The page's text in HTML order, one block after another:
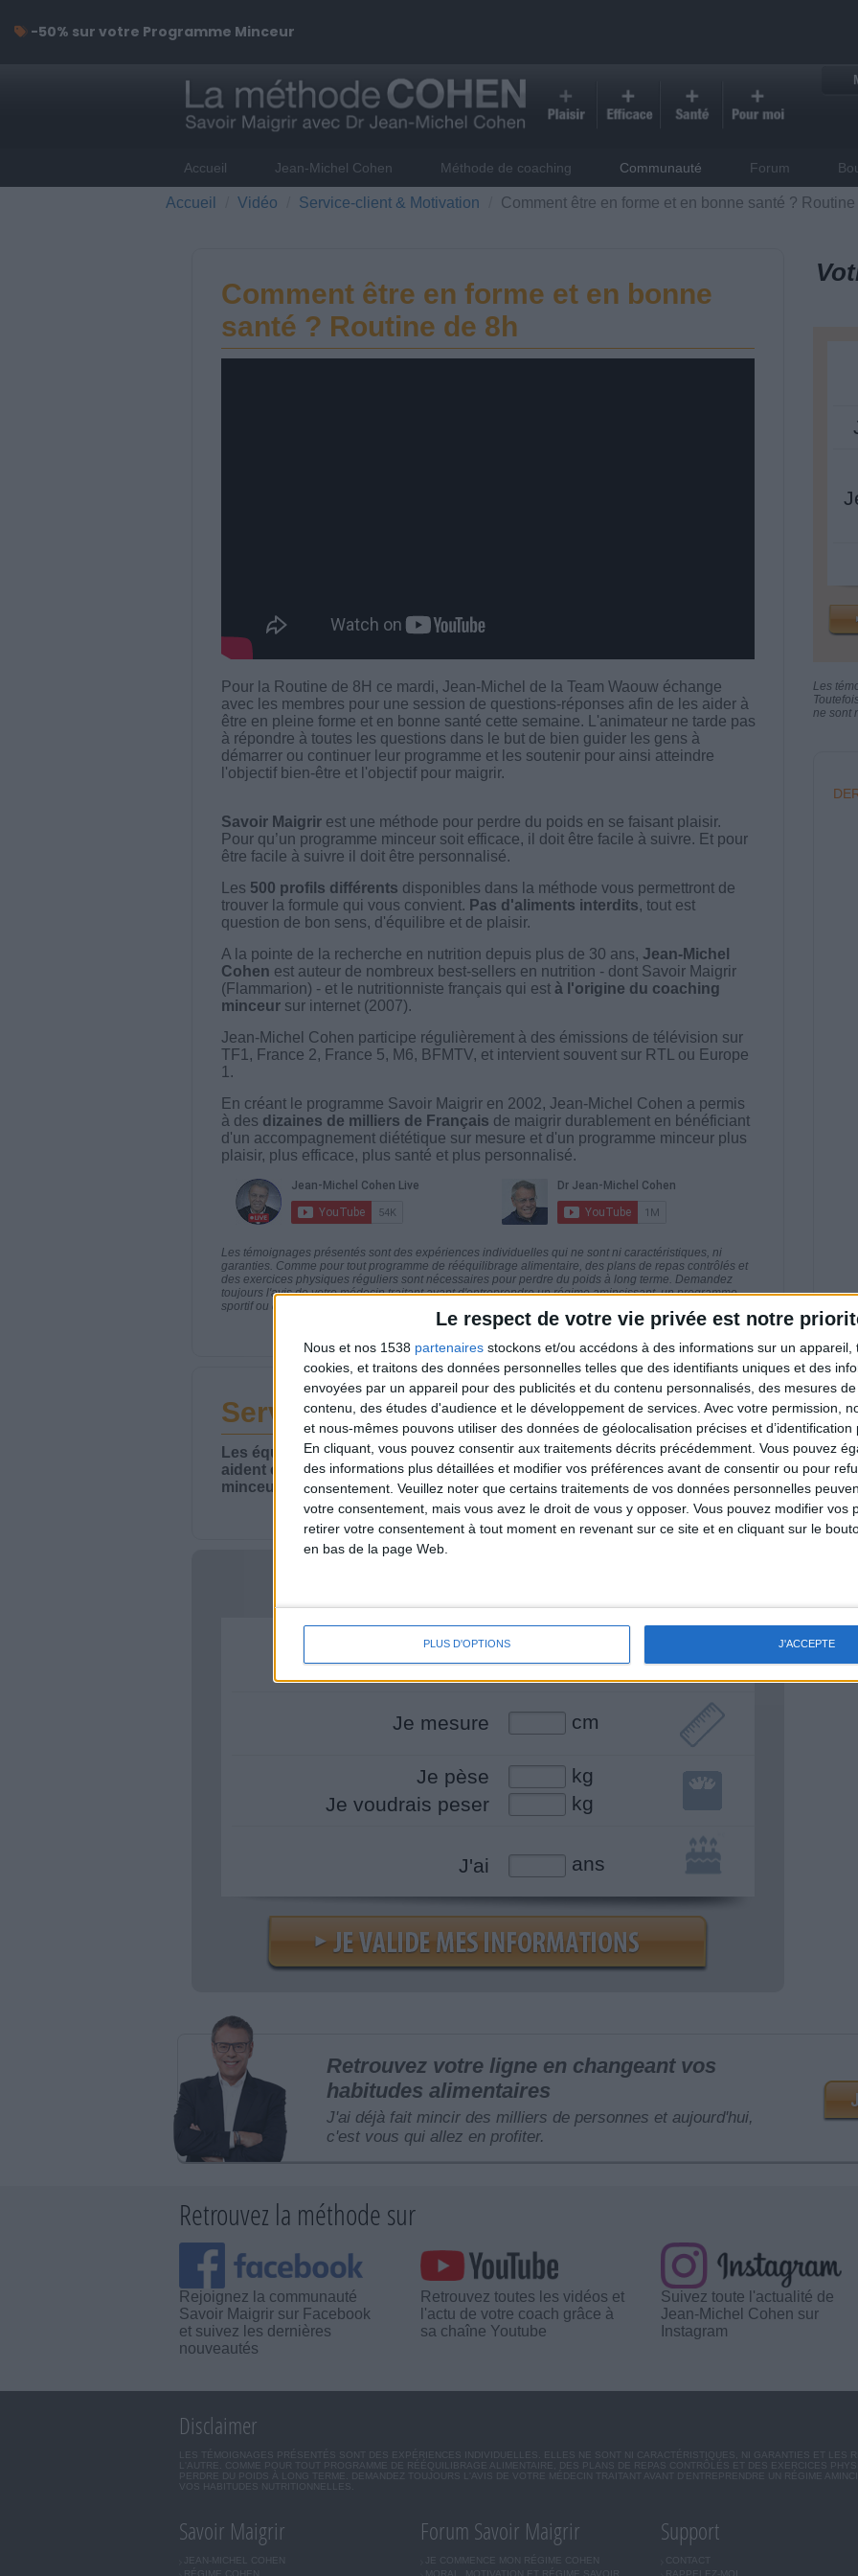
Le respect de votre vie privée est notre
Nous et nos 1538 partenaires stockons et/ou accédons à des informations sur un appareil,
cookies, et traitons des données personnelles telles que des identifiants uniques et des
envoyées par un appareil pour des publicités et du contenu personnalisés, des mesures
contenu, des études d'audience et le développement de services. Avec votre permission,
et nous-mêmes pouvons utiliser des données de géolocalisation précises et d’identification
En cliquant, vous pouvez consentir aux traitements décrits précédemment. Vous pouvez
des informations plus détaillées et modifier vos préférences avant de consentir ou pour
consentement. Veuillez noter que certains traitements de vos données personnelles
votre consentement, mais vous avez le droit de vous y opposer. Vous pouvez modifier vos
retirer votre consentement à tout moment en revenant sur ce site et en cliquant sur le
en bas de la page Web.
PLUS D'OPTIONS J'ACCEPTE
Accueil Jean-Michel Cohen Méthode de coaching Communauté Forum
Accueil Vidéo Service-client & Motivation Comment être en forme et en bonne santé ? Routine
Comment être en forme et en bonne
santé ? Routine de 8h
Pour la Routine de 8H ce mardi, Jean-Michel de la Team Waouw échange
avec les membres pour une session de questions-réponses afin de les aider à
être en pleine forme et en bonne santé cette semaine. L'animateur ne tarde pas
à répondre à toutes les questions dans le but de bien guider les gens à
démarrer ou continuer leur programme et les soutenir pour ainsi atteindre
l'objectif bien-être et l'objectif pour maigrir.
Savoir Maigrirest une méthode pour perdre du poids en se faisant plaisir.
Pour qu’un programme minceur soit efficace, il doit être facile à suivre. Et pour
être facile à suivre il doit être personnalisé.
Les 500 profils différents disponibles dans la méthode vous permettront de
trouver la formule qui vous convient. Pas d'aliments interdits, tout est
question de bon sens, d'équilibre et de plaisir.
A la pointe de la recherche en nutrition depuis plus de 30 ans, Jean-Michel
Cohen est auteur de nombreux best-sellers en nutrition - dont Savoir Maigrir
(Flammarion) - et le nutritionniste français qui est à l'origine du coaching
minceursur internet (2007).
Jean-Michel Cohen participe régulièrement à des émissions de télévision sur
TF1, France 2, France 5, M6, BFMTV, et intervient souvent sur RTL ou Europe
1.
En créant le programme Savoir Maigrir en 2002, Jean-Michel Cohen a permis
à des dizaines de milliers de Français de maigrir durablement en bénéficiant
d'un accompagnement diététique sur mesure et d'un programme minceur plus
plaisir, plus efficace, plus santé et plus personnalisé.
Les témoignages présentés sont des expériences individuelles qui ne sont ni caractéristiques, ni
garanties. Comme pour tout programme de rééquilibrage alimentaire, des plans de repas contrôlés et
des exercices physiques réguliers sont nécessaires pour perdre du poids à long terme. Demandez
toujours l'avis de votre médecin traitant avant d'entreprendre un régime amincissant, un programme
sportif ou de modifier vos habitudes nutritionnelles.
Service-client & Motivation Voir tout
Les équipes du Service-client et de la Communauté Savoir Maigrir vous
aident chaque semaine à vous rapprocher sereinement de votre objectif
minceur.
Je suis
une femme
Je mesure cm
Je pèse
kg
Je voudrais peser
kg
J'ai ans
Les
ne sont
Retrouvez votre ligne en changeant vos
habitudes alimentaires
J'ai déjà fait mincir des milliers de personnes et aujourd'hui,
c'est vous qui allez en profiter.
Retrouvez la méthode sur
Rejoignez la communauté
Savoir Maigrir sur Facebook
et suivez les dernières
nouveautés
Retrouvez toutes les vidéos et
l'actu de votre coach grâce à
sa chaîne Youtube
Suivez toute l'actualité de
Jean-Michel Cohen sur
Instagram
Disclaimer
LES TÉMOIGNAGES PRÉSENTÉS SONT DES EXPÉRIENCES INDIVIDUELLES. ELLES NE SONT NI CARACTÉRISTIQUES, NI GARANTIES ET LES
L'AUTRE. COMME POUR TOUT PROGRAMME DE RÉÉQUILIBRAGE ALIMENTAIRE, DES PLANS DE REPAS CONTRÔLÉS ET DES EXERCICES
PERDRE DU POIDS À LONG TERME. DEMANDEZ TOUJOURS L'AVIS DE VOTRE MÉDECIN TRAITANT AVANT D'ENTREPRENDRE UN RÉGIME
VOS HABITUDES NUTRITIONNELLES.
Savoir Maigrir
JEAN-MICHEL COHEN
RÉGIME COHEN
Forum Savoir Maigrir
JE COMMENCE MON RÉGIME COHEN
MORAL, MOTIVATION ET RÉGIME SAVOIR
Support
CONTACT
RAPPELEZ-MOI
-50% sur votre Programme Minceur